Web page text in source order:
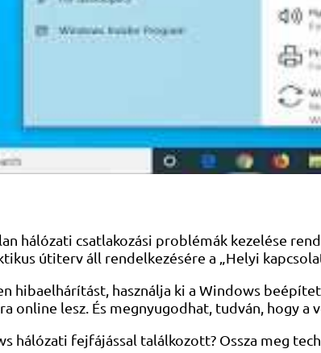
hálózati csatlakozási problémák kezelése
útiterv áll rendelkezésére a „Helyi
hibaelhárítást, használja ki a Windows
online lesz. És megnyugodhat, tudván, hogy
hálózati fejfájással találkozott? Ossza meg